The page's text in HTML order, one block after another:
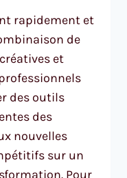
rapidement et
de
et
des outils
des
nouvelles
sur un
Pour